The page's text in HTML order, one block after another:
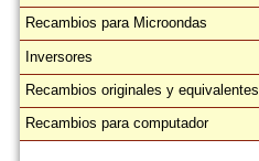
Recambios para Microondas
Inversores
Recambios originales y equivalentes
Recambios para computador